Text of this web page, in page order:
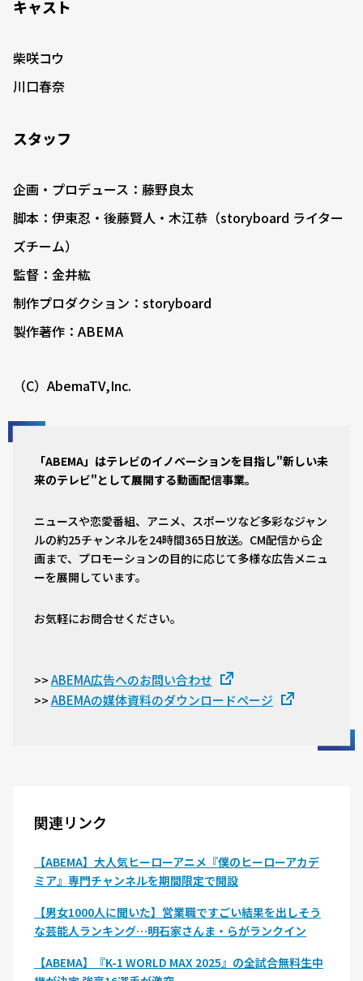
キャスト
柴咲コウ
川口春奈
スタッフ
企画・プロデュース：藤野良太
脚本：伊東忍・後藤賢人・木江恭（storyboard ライター
ズチーム）
監督：金井紘
制作プロダクション：storyboard
製作著作：ABEMA
（C）AbemaTV,Inc.
「ABEMA」はテレビのイノベーションを目指し"新しい未
来のテレビ"として展開する動画配信事業。
ニュースや恋愛番組、アニメ、スポーツなど多彩なジャン
ルの約25チャンネルを24時間365日放送。CM配信から企
画まで、プロモーションの目的に応じて多様な広告メニュ
ーを展開しています。
お気軽にお問合せください。
>> ABEMA広告へのお問い合わせ
>> ABEMAの媒体資料のダウンロードページ
関連リンク
【ABEMA】大人気ヒーローアニメ『僕のヒーローアカデ
ミア』専門チャンネルを期間限定で開設
【男女1000人に聞いた】営業職ですごい結果を出しそう
な芸能人ランキング…明石家さんま・らがランクイン
【ABEMA】『K-1 WORLD MAX 2025』の全試合無料生中